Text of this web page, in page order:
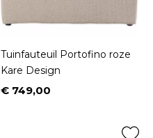
Tuinfauteuil Portofino roze
Kare Design
Prijs
€ 749,00